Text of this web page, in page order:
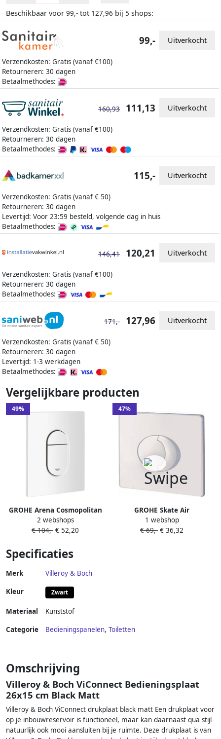
Beschikbaar voor 99,- tot 127,96 bij 5 shops:
Verzendkosten: Gratis (vanaf €100)
Retourneren: 30 dagen
Betaalmethodes:
99,- Uitverkocht
Verzendkosten: Gratis (vanaf €100)
Retourneren: 30 dagen
Betaalmethodes:
160,93 111,13 Uitverkocht
Verzendkosten: Gratis (vanaf € 50)
Retourneren: 30 dagen
Levertijd: Voor 23:59 besteld, volgende dag in huis
Betaalmethodes:
115,- Uitverkocht
Verzendkosten: Gratis (vanaf €100)
Retourneren: 30 dagen
Betaalmethodes:
146,41 120,21 Uitverkocht
Verzendkosten: Gratis (vanaf € 50)
Retourneren: 30 dagen
Levertijd: 1-3 werkdagen
Betaalmethodes:
171,- 127,96 Uitverkocht
Vergelijkbare producten
49%
GROHE Arena Cosmopolitan
Bedieningsplaat mechanisch
verticaal tweeknops 197 x
kunststof alpine wit
2 webshops
€ 104,- € 52,20
47%
GROHE Skate Air
Bedieningsplaat mechanisch
horizontaal tweeknops 197 x
1 webshop
€ 69,- € 36,32
Specificaties
Merk Villeroy & Boch
Kleur Zwart
Materiaal Kunststof
Categorie Bedieningspanelen, Toiletten
Omschrijving
Villeroy & Boch ViConnect Bedieningsplaat
26x15 cm Black Matt
Villeroy & Boch ViConnect drukplaat black matt Een drukplaat voor
op je inbouwreservoir is functioneel, maar kan daarnaast qua stijl
natuurlijk ook mooi aansluiten bij je ruimte. Deze drukplaat is van